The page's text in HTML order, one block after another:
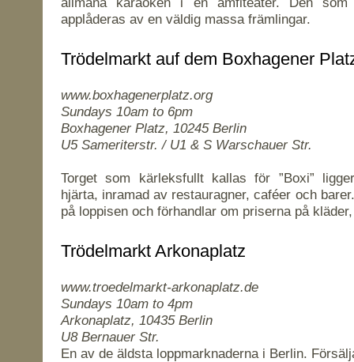
applåderas av en väldig massa främlingar.
Trödelmarkt auf dem Boxhagener
www.boxhagenerplatz.org
Sundays 10am to 6pm
Boxhagener Platz, 10245 Berlin
U5 Sameriterstr. / U1 & S Warschauer Str.
Torget som kärleksfullt kallas för ”Boxi”
hjärta, inramad av restauragner, caféer och
på loppisen och förhandlar om priserna på
Trödelmarkt Arkonaplatz
www.troedelmarkt-arkonaplatz.de
Sundays 10am to 4pm
Arkonaplatz, 10435 Berlin
U8 Bernauer Str.
En av de äldsta loppmarknaderna i Berlin.